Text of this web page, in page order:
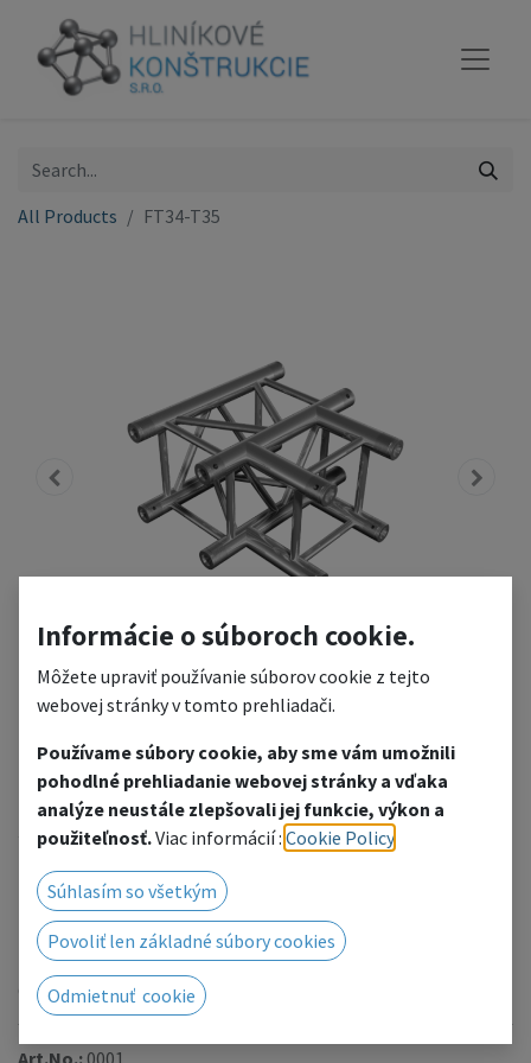
All Products FT34-T35
FT34-T35
3-way T-junction
Add to wishlist
We will be happy to prepare a price offer for you, click to
go to the contact form.
Or contact us by phone/email.
Art.No.: 0001
Informácie o súboroch cookie.
Môžete upraviť používanie súborov cookie z tejto
webovej stránky v tomto prehliadači.
Používame súbory cookie, aby sme vám umožnili
pohodlné prehliadanie webovej stránky a vďaka
analýze neustále zlepšovali jej funkcie, výkon a
použiteľnosť.Viac informácií : Cookie Policy
Súhlasím so všetkým
Povoliť len základné súbory cookies
Odmietnuť cookie